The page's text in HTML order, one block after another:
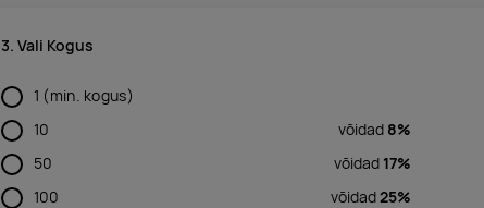
3. Vali Kogus
1 (min. kogus)
10
võidad 8%
50
võidad 17%
100
võidad25%